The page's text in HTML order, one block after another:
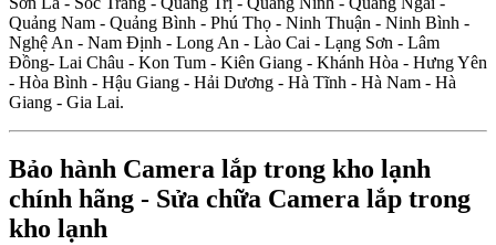
Quảng Nam - Quảng Bình - Phú Thọ - Ninh Thuận - Ninh Bình -
Nghệ An - Nam Định - Long An - Lào Cai - Lạng Sơn - Lâm
Đồng- Lai Châu - Kon Tum - Kiên Giang - Khánh Hòa - Hưng Yên
- Hòa Bình - Hậu Giang - Hải Dương - Hà Tĩnh - Hà Nam - Hà
Giang - Gia Lai.
Bảo hành Camera lắp trong kho lạnh
chính hãng - Sửa chữa Camera lắp trong
kho lạnh